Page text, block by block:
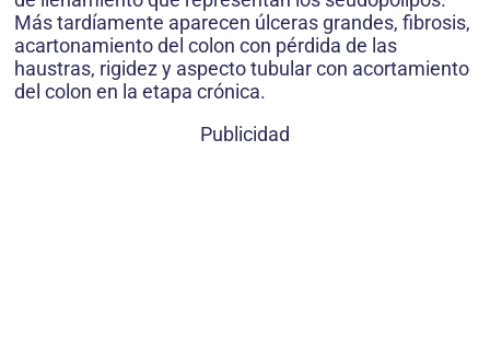
Más tardíamente aparecen úlceras grandes, fibrosis,
acartonamiento del colon con pérdida de las
haustras, rigidez y aspecto tubular con acortamiento
del colon en la etapa crónica.
Publicidad